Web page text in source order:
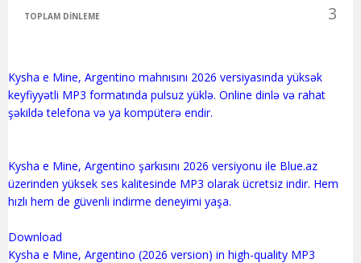
TOPLAM DINLEME 3
Kysha e Mine, Argentino mahnısını 2026 versiyasında yüksək
keyfiyyətli MP3 formatında pulsuz yüklə. Online dinlə və rahat
şəkildə telefona və ya kompüterə endir.
Kysha e Mine, Argentino şarkısını 2026 versiyonu ile Blue.az
üzerinden yüksek ses kalitesinde MP3 olarak ücretsiz indir. Hem
hızlı hem de güvenli indirme deneyimi yaşa.
Download
Kysha e Mine, Argentino (2026 version) in high-quality MP3